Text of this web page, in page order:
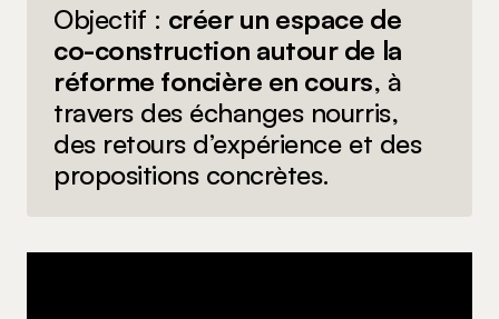
Objectif : créer un espace de
co-construction autour de la
réforme foncière en cours, à
travers des échanges nourris,
des retours d’expérience et des
propositions concrètes.